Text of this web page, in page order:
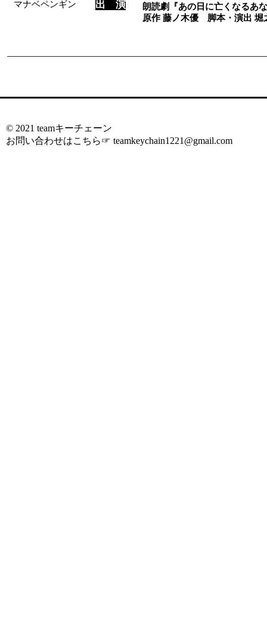
​マナベペンギン ​出 演
朗読劇『あの日に亡くなるあ
原作 藤ノ木優 脚本・演出 堀
© 2021 teamキーチェーン
お問い合わせはこちら☞ teamkeychain1221@gmail.com